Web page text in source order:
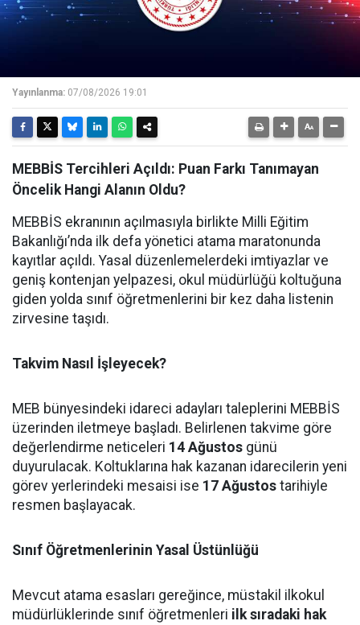
Yayınlanma: 07/08/2026 19:01
MEBBİS Tercihleri Açıldı: Puan Farkı Tanımayan
Öncelik Hangi Alanın Oldu?
MEBBİS ekranının açılmasıyla birlikte Milli Eğitim
Bakanlığı’nda ilk defa yönetici atama maratonunda
kayıtlar açıldı. Yasal düzenlemelerdeki imtiyazlar ve
geniş kontenjan yelpazesi, okul müdürlüğü koltuğuna
giden yolda sınıf öğretmenlerini bir kez daha listenin
zirvesine taşıdı.
Takvim Nasıl İşleyecek?
MEB bünyesindeki idareci adayları taleplerini MEBBİS
üzerinden iletmeye başladı. Belirlenen takvime göre
değerlendirme neticeleri 14 Ağustos günü
duyurulacak. Koltuklarına hak kazanan idarecilerin yeni
görev yerlerindeki mesaisi ise 17 Ağustos tarihiyle
resmen başlayacak.
Sınıf Öğretmenlerinin Yasal Üstünlüğü
Mevcut atama esasları gereğince, müstakil ilkokul
müdürlüklerinde sınıf öğretmenleri ilk sıradaki hak